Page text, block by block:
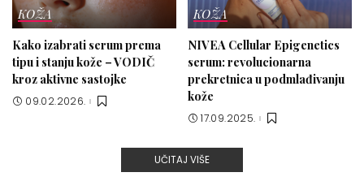
KOŽA
Kako izabrati serum prema
tipu i stanju kože – VODIČ
kroz aktivne sastojke
09.02.2026.
KOŽA
NIVEA Cellular Epigenetics
serum: revolucionarna
prekretnica u podmlađivanju
kože
17.09.2025.
UČITAJ VIŠE